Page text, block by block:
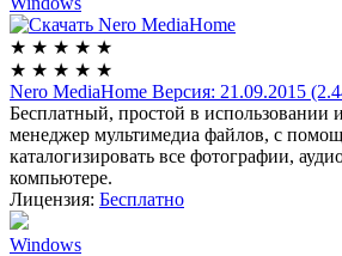
★ ★ ★ ★ ★
★ ★ ★ ★ ★
Nero MediaHome Версия: 21.09.2015
Бесплатный, простой в использовании
менеджер мультимедиа файлов, с
каталогизировать все фотографии,
компьютере.
Лицензия: Бесплатно
Windows